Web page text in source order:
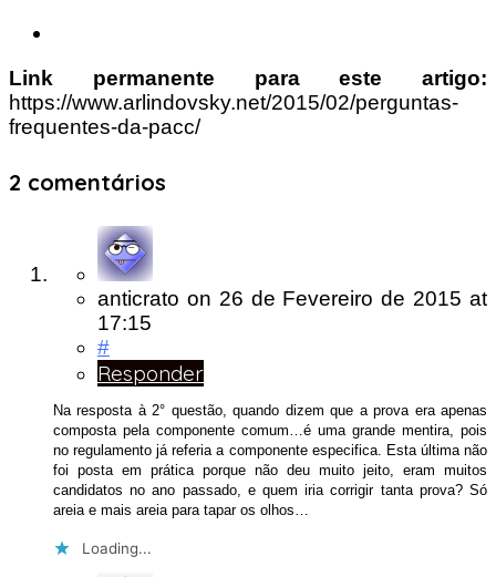
Link permanente para este artigo:
https://www.arlindovsky.net/2015/02/perguntas-
frequentes-da-pacc/
2 comentários
anticrato on 26 de Fevereiro de 2015at
17:15
#
Responder
Na resposta à 2° questão, quando dizem que a prova era apenas
composta pela componente comum…é uma grande mentira, pois
no regulamento já referia a componente especifica. Esta última não
foi posta em prática porque não deu muito jeito, eram muitos
candidatos no ano passado, e quem iria corrigir tanta prova? Só
areia e mais areia para tapar os olhos…
Loading...